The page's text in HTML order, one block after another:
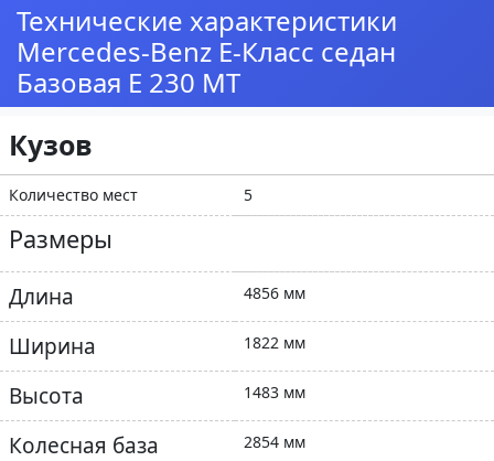
Технические характеристики
Mercedes-Benz E-Класс седан
Базовая E 230 MT
Кузов
Количество мест 5
Размеры
Длина 4856 мм
Ширина 1822 мм
Высота 1483 мм
Колесная база 2854 мм